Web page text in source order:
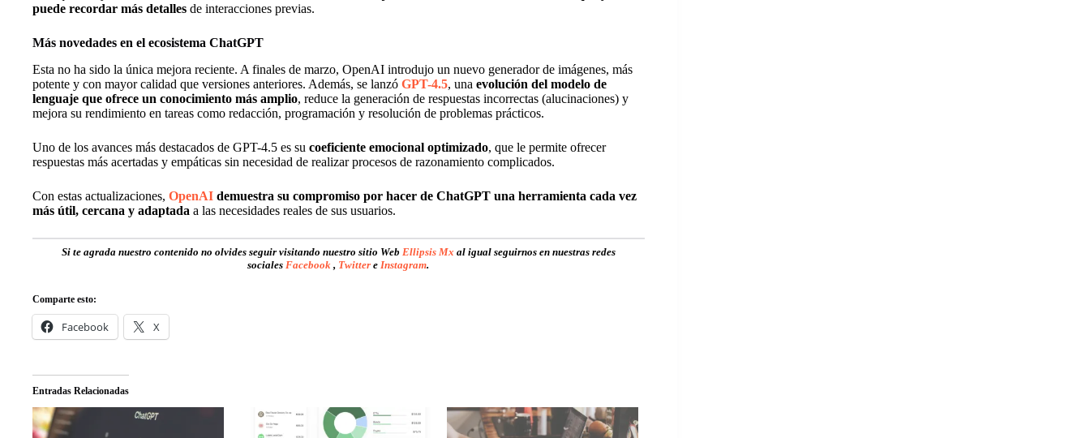
puede recordar más detalles de interacciones previas.
Más novedades en el ecosistema ChatGPT
Esta no ha sido la única mejora reciente. A finales de marzo, OpenAI introdujo un nuevo generador de imágenes, más
potente y con mayor calidad que versiones anteriores. Además, se lanzó GPT-4.5, una evolución del modelo de
lenguaje que ofrece un conocimiento más amplio, reduce la generación de respuestas incorrectas (alucinaciones) y
mejora su rendimiento en tareas como redacción, programación y resolución de problemas prácticos.
Uno de los avances más destacados de GPT-4.5 es su coeficiente emocional optimizado, que le permite ofrecer
respuestas más acertadas y empáticas sin necesidad de realizar procesos de razonamiento complicados.
Con estas actualizaciones, OpenAI demuestra su compromiso por hacer de ChatGPT una herramienta cada vez
más útil, cercana y adaptada a las necesidades reales de sus usuarios.
Si te agrada nuestro contenido no olvides seguir visitando nuestro sitio Web Ellipsis Mx al igual seguirnos en nuestras redes
sociales Facebook , Twitter e Instagram.
Comparte esto:
Facebook X
Entradas Relacionadas